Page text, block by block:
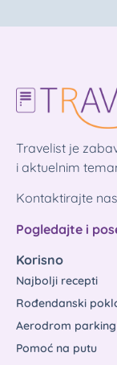
Travelist je
i aktuelnim
Kontaktirajte
Pogledajte i
Korisno
Najbolji recepti
Rođendanski
Aerodrom parking
Pomoć na putu